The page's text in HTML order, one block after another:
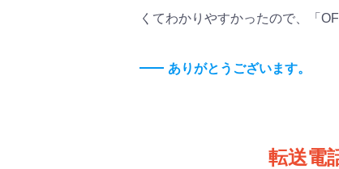
くてわかりやすかったので、「
ありがとうございます。
転送電